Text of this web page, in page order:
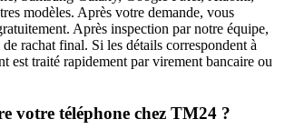
modèles. Après votre demande, vous
Après inspection par notre équipe,
rachat final. Si les détails correspondent à
est traité rapidement par virement bancaire ou
votre téléphone chez TM24 ?